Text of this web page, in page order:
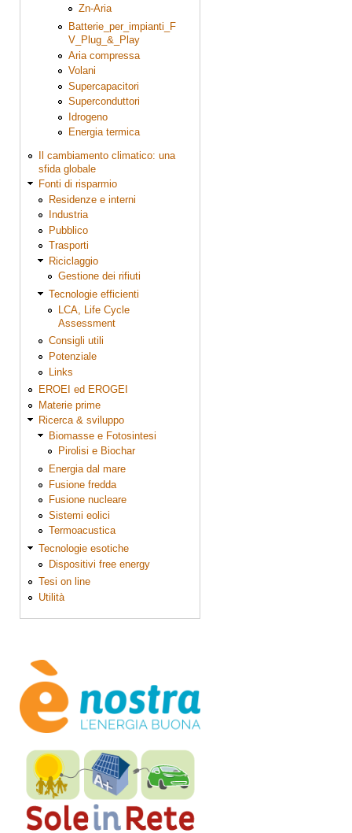
Zn-Aria
Batterie_per_impianti_F
V_Plug_&_Play
Aria compressa
Volani
Supercapacitori
Superconduttori
Idrogeno
Energia termica
Il cambiamento climatico: una
sfida globale
Fonti di risparmio
Residenze e interni
Industria
Pubblico
Trasporti
Riciclaggio
Gestione dei rifiuti
Tecnologie efficienti
LCA, Life Cycle
Assessment
Consigli utili
Potenziale
Links
EROEI ed EROGEI
Materie prime
Ricerca & sviluppo
Biomasse e Fotosintesi
Pirolisi e Biochar
Energia dal mare
Fusione fredda
Fusione nucleare
Sistemi eolici
Termoacustica
Tecnologie esotiche
Dispositivi free energy
Tesi on line
Utilità